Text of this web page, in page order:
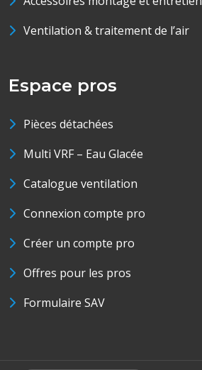
Ventilation & traitement de l’air
Espace pros
Pièces détachées
Multi VRF – Eau Glacée
Catalogue ventilation
Connexion compte pro
Créer un compte pro
Offres pour les pros
Formulaire SAV